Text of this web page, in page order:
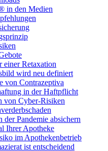
in den Medien
einer Retaxation
wird neu definiert
von Contrazeptiva
in der Haftpflicht
von Cyber-Risiken
der Pandemie absichern
Ihrer Apotheke
im Apothekenbetrieb
ist entscheidend